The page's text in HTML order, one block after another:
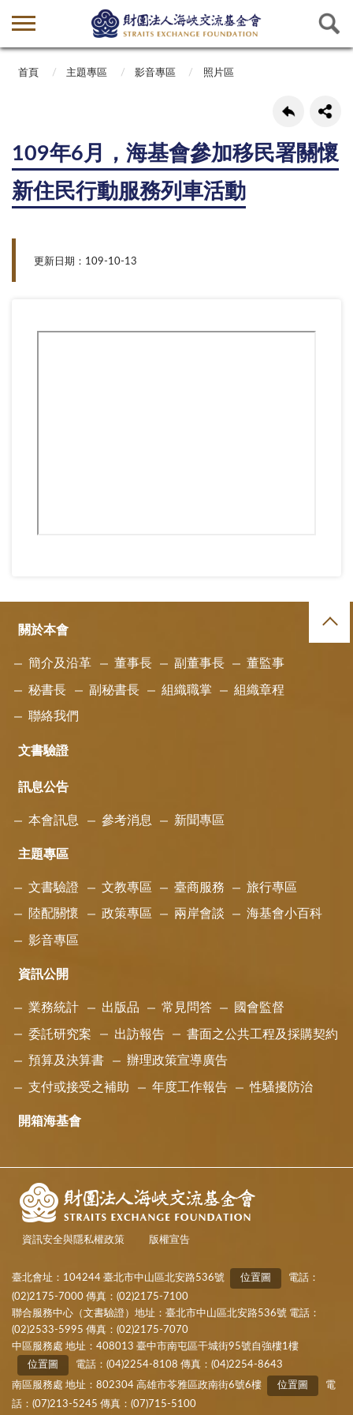
首頁 主題專區 影音專區 照片區
109年6月，海基會參加移民署關懷
新住民行動服務列車活動
更新日期：109-10-13
關於本會
簡介及沿革 董事長 副董事長 董監事
秘書長 副秘書長 組織職掌 組織章程
聯絡我們
文書驗證
訊息公告
本會訊息 參考消息 新聞專區
主題專區
文書驗證 文教專區 臺商服務 旅行專區
陸配關懷 政策專區 兩岸會談 海基會小百科
影音專區
資訊公開
業務統計 出版品 常見問答 國會監督
委託研究案 出訪報告 書面之公共工程及採購契約
預算及決算書 辦理政策宣導廣告
支付或接受之補助 年度工作報告 性騷擾防治
開箱海基會
資訊安全與隱私權政策 版權宣告
臺北會址：104244 臺北市中山區北安路536號 位置圖
電話：
(02)2175-7000 傳真：(02)2175-7100
聯合服務中心（文書驗證）地址：臺北市中山區北安路536號 電話：
(02)2533-5995 傳真：(02)2175-7070
中區服務處 地址：408013 臺中市南屯區干城街95號自強樓1樓
位置圖
電話：(04)2254-8108 傳真：(04)2254-8643
南區服務處 地址：802304 高雄市苓雅區政南街6號6樓
位置圖
電
話：(07)213-5245 傳真：(07)715-5100